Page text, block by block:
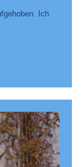
Ich